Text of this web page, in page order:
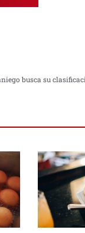
busca su